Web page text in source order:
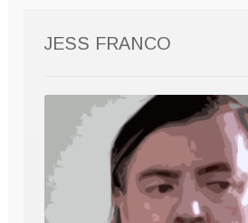
JESS FRANCO